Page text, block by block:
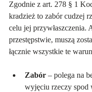
Zgodnie z art. 278 § 1
kradzież to zabór cudzej
celu jej przywłaszczenia.
przestępstwie, muszą
łącznie wszystkie te
Zabór – polega na
wyjęciu rzeczy spod